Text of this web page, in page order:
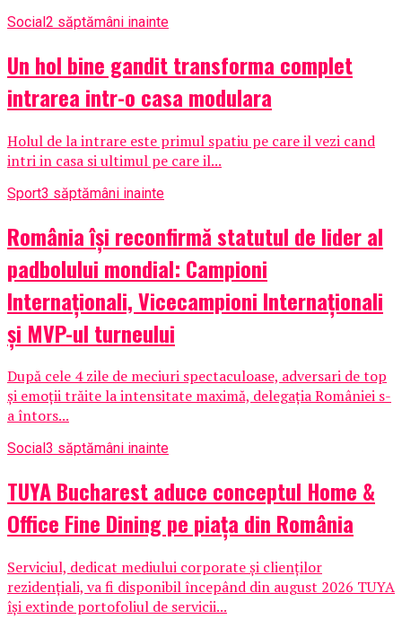
Social2 săptămâni inainte
Un hol bine gandit transforma complet
intrarea intr-o casa modulara
Holul de la intrare este primul spatiu pe care il vezi cand
intri in casa si ultimul pe care il...
Sport3 săptămâni inainte
România își reconfirmă statutul de lider al
padbolului mondial: Campioni
Internaționali, Vicecampioni Internaționali
și MVP-ul turneului
După cele 4 zile de meciuri spectaculoase, adversari de top
și emoții trăite la intensitate maximă, delegația României s-
a întors...
Social 3 săptămâni inainte
TUYA Bucharest aduce conceptul Home &
Office Fine Dining pe piața din România
Serviciul, dedicat mediului corporate și clienților
rezidențiali, va fi disponibil începând din august 2026 TUYA
își extinde portofoliul de servicii...